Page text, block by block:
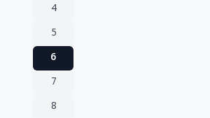
4
5
6
7
8